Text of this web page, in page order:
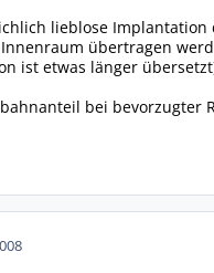
lieblose
übertragen
ist etwas länger
bei bevorzugter